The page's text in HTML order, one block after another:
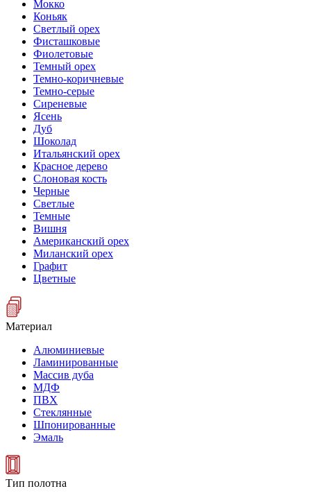
Мокко
Коньяк
Светлый орех
Фисташковые
Фиолетовые
Темный орех
Темно-коричневые
Темно-серые
Сиреневые
Ясень
Дуб
Шоколад
Итальянский орех
Красное дерево
Слоновая кость
Черные
Светлые
Темные
Вишня
Американский орех
Миланский орех
Графит
Цветные
Материал
Алюминиевые
Ламинированные
Массив дуба
МДФ
ПВХ
Стеклянные
Шпонированные
Эмаль
Тип полотна